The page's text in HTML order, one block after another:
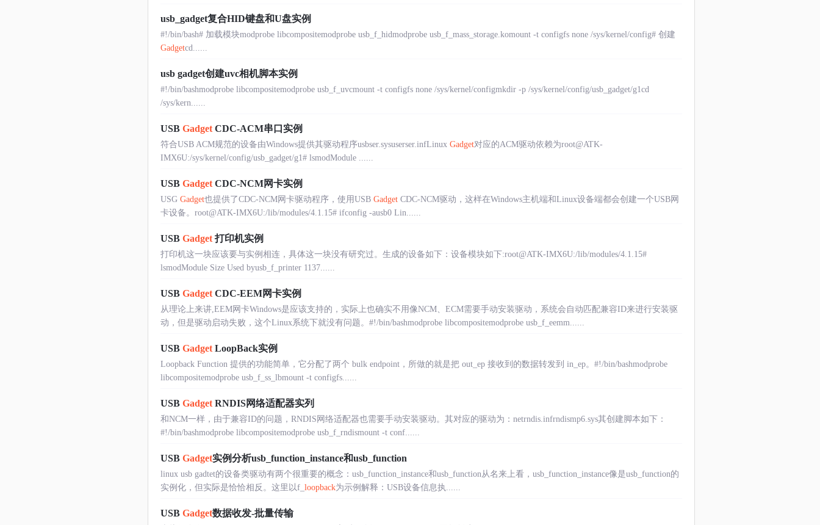
usb_gadget复合HID键盘和U盘实例
#!/bin/bash# 加载模块modprobe libcompositemodprobe usb_f_hidmodprobe usb_f_mass_storage.komount -t configfs none /sys/kernel/config# 创建
Gadgetcd......
usb gadget创建uvc相机脚本实例
#!/bin/bashmodprobe libcompositemodprobe usb_f_uvcmount -t configfs none /sys/kernel/configmkdir -p /sys/kernel/config/usb_gadget/g1cd
/sys/kern......
USB GadgetCDC-ACM串口实例
符合USB ACM规范的设备由Windows提供其驱动程序usbser.sysuserser.infLinux Gadget对应的ACM驱动依赖为root@ATK-
IMX6U:/sys/kernel/config/usb_gadget/g1# lsmodModule ......
USB GadgetCDC-NCM网卡实例
USG Gadget也提供了CDC-NCM网卡驱动程序，使用USB GadgetCDC-NCM驱动，这样在Windows主机端和Linux设备端都会创建一个USB网
卡设备。root@ATK-IMX6U:/lib/modules/4.1.15# ifconfig -ausb0 Lin......
USB Gadget打印机实例
打印机这一块应该要与实例相连，具体这一块没有研究过。生成的设备如下：设备模块如下:root@ATK-IMX6U:/lib/modules/4.1.15#
lsmodModule Size Used byusb_f_printer 1137......
USB GadgetCDC-EEM网卡实例
从理论上来讲,EEM网卡Windows是应该支持的，实际上也确实不用像NCM、ECM需要手动安装驱动，系统会自动匹配兼容ID来进行安装驱
动，但是驱动启动失败，这个Linux系统下就没有问题。#!/bin/bashmodprobe libcompositemodprobe usb_f_eemm......
USB GadgetLoopBack实例
Loopback Function 提供的功能简单，它分配了两个 bulk endpoint，所做的就是把 out_ep 接收到的数据转发到 in_ep。#!/bin/bashmodprobe
libcompositemodprobe usb_f_ss_lbmount -t configfs......
USB GadgetRNDIS网络适配器实列
和NCM一样，由于兼容ID的问题，RNDIS网络适配器也需要手动安装驱动。其对应的驱动为：netrndis.infrndismp6.sys其创建脚本如下：
#!/bin/bashmodprobe libcompositemodprobe usb_f_rndismount -t conf......
USB Gadget实例分析usb_function_instance和usb_function
linux usb gadtet的设备类驱动有两个很重要的概念：usb_function_instance和usb_function从名来上看，usb_function_instance像是usb_function的
实例化，但实际是恰恰相反。这里以f_ loopback为示例解释：USB设备信息执......
USB Gadget数据收发-批量传输